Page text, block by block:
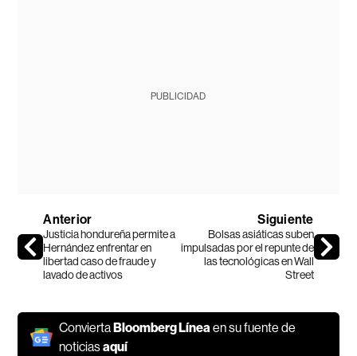
PUBLICIDAD
Anterior
Justicia hondureña permite a
Hernández enfrentar en
libertad caso de fraude y
lavado de activos
Siguiente
Bolsas asiáticas suben
impulsadas por el repunte de
las tecnológicas en Wall
Street
ConviertaBloomberg Líneaen su fuente de
noticiasaquí